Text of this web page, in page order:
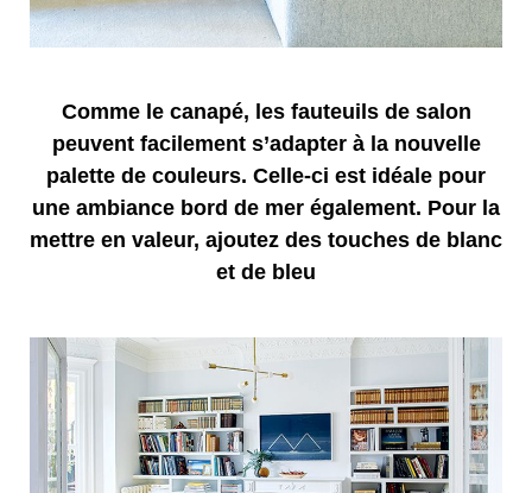
Comme le canapé, les fauteuils de salon
peuvent facilement s’adapter à la nouvelle
palette de couleurs. Celle-ci est idéale pour
une ambiance bord de mer également. Pour la
mettre en valeur, ajoutez des touches de blanc
et de bleu